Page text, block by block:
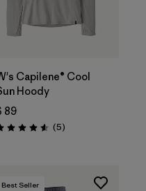
Capilene® Cool
Hoody
89
4.6 / 5
(5Comentarios
)
Best Seller